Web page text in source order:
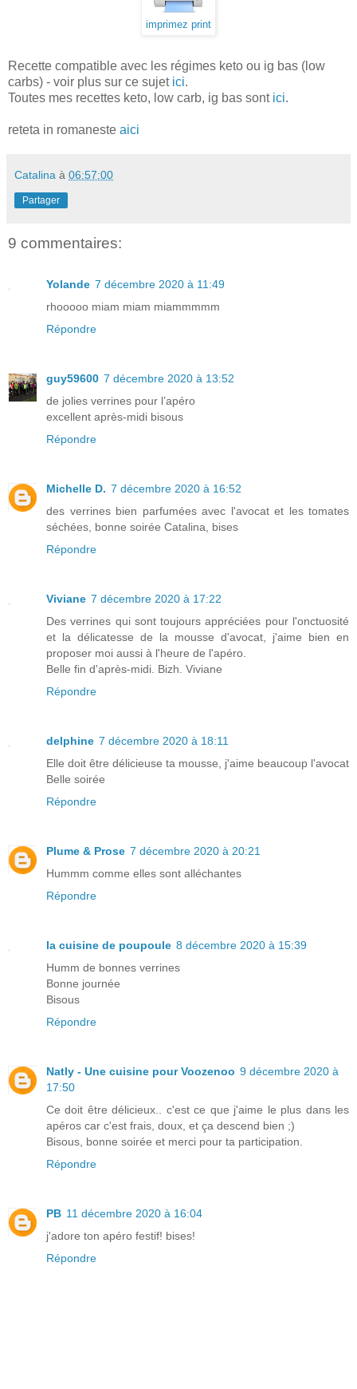
imprimez print
Recette compatible avec les régimes keto ou ig bas (low
carbs) - voir plus sur ce sujet ici.
Toutes mes recettes keto, low carb, ig bas sont ici.
reteta in romaneste aici
Catalina à 06:57:00
Partager
9 commentaires:
Yolande 7 décembre 2020 à 11:49
rhooooo miam miam miammmmm
Répondre
guy59600 7 décembre 2020 à 13:52
de jolies verrines pour l’apéro
excellent après-midi bisous
Répondre
Michelle D. 7 décembre 2020 à 16:52
des verrines bien parfumées avec l'avocat et les tomates
séchées, bonne soirée Catalina, bises
Répondre
Viviane 7 décembre 2020 à 17:22
Des verrines qui sont toujours appréciées pour l'onctuosité
et la délicatesse de la mousse d'avocat, j'aime bien en
proposer moi aussi à l'heure de l'apéro.
Belle fin d'après-midi. Bizh. Viviane
Répondre
delphine 7 décembre 2020 à 18:11
Elle doit être délicieuse ta mousse, j'aime beaucoup l'avocat
Belle soirée
Répondre
Plume & Prose 7 décembre 2020 à 20:21
Hummm comme elles sont alléchantes
Répondre
la cuisine de poupoule 8 décembre 2020 à 15:39
Humm de bonnes verrines
Bonne journée
Bisous
Répondre
Natly - Une cuisine pour Voozenoo 9 décembre 2020 à
17:50
Ce doit être délicieux.. c'est ce que j'aime le plus dans les
apéros car c'est frais, doux, et ça descend bien ;)
Bisous, bonne soirée et merci pour ta participation.
Répondre
PB 11 décembre 2020 à 16:04
j'adore ton apéro festif! bises!
Répondre